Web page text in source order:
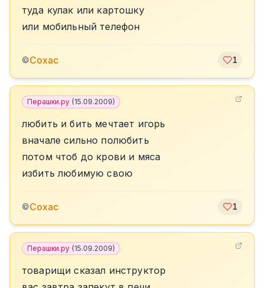
туда кулак или картошку
или мобильный телефон
©Сохас 1
Перашки.ру (15.09.2009)
любить и бить мечтает игорь
вначале сильно полюбить
потом чтоб до крови и мяса
избить любимую свою
©Сохас 1
Перашки.ру (15.09.2009)
товарищи сказал инструктор